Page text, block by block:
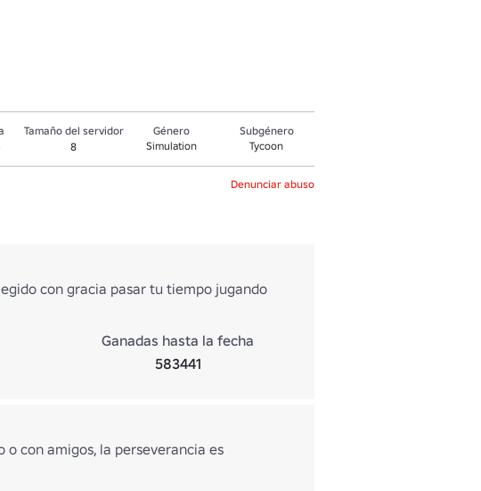
Tamaño del servidor
8
Género
Simulation
Subgénero
Tycoon
Denunciar abuso
con gracia pasar tu tiempo jugando
Ganadas hasta la fecha
583441
o con amigos, la perseverancia es